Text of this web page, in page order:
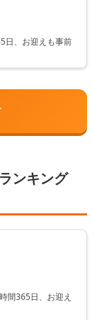
日、お迎えも事前
ンキング
間365日、お迎え